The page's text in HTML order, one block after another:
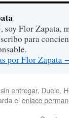
Flor Zapata,
para
por Flor Zapata
entregar, Duelo,
el enlace